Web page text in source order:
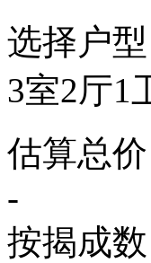
选择户型
3室2厅1
估算总价
-
按揭成数